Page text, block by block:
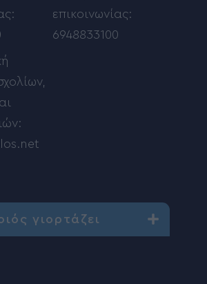
επικοινωνίας:
6948833100
γιορτάζει